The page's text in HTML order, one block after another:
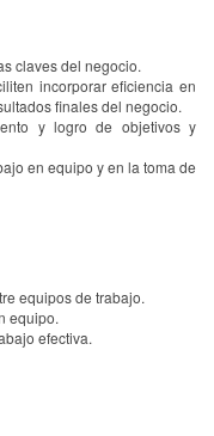
claves del negocio.
incorporar eficiencia en
finales del negocio.
y logro de objetivos y
en equipo y en la toma de
equipos de trabajo.
equipo.
efectiva.